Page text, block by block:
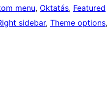
menu, Oktatás, Featured
sidebar, Theme options